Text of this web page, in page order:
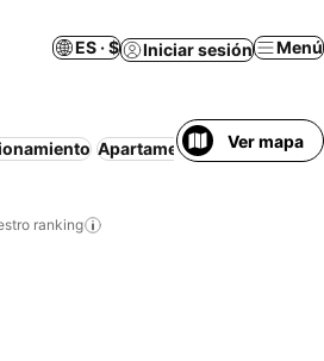
ES · $ Iniciar sesión Menú
Apartamento amueblado
Ver mapa
ranking